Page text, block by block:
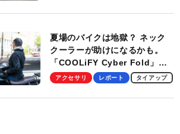
適！
夏場のバイクは地獄？ ネック
クーラーが助けになるかも。
「COOLiFY Cyber Fold」レ
ビュー。冷却の速さ、密着する
性がグッド！
アクセサリ レポート タイアップ